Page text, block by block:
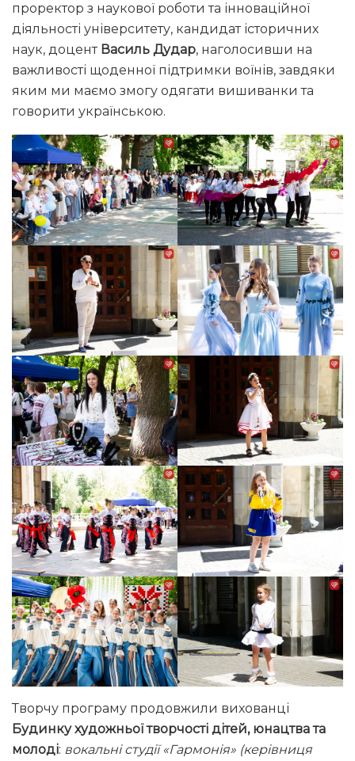
проректор з наукової роботи та інноваційної
діяльності університету, кандидат історичних
наук, доцент Василь Дудар, наголосивши на
важливості щоденної підтримки воїнів, завдяки
яким ми маємо змогу одягати вишиванки та
говорити українською.
Творчу програму продовжили вихованці
Будинку художньої творчості дітей, юнацтва та
молоді: вокальні студії «Гармонія» (керівниця